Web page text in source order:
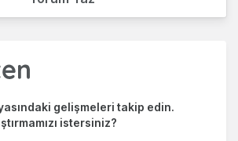
gelişmeleri takip edin.
istersiniz?